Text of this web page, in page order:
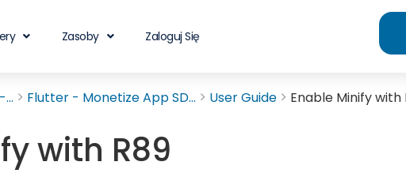
Zasoby Zaloguj Się
Flutter - Monetize App SD... User Guide Enable Minify with
with R89